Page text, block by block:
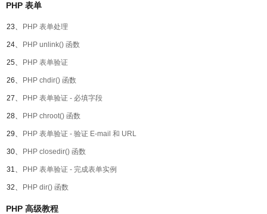
PHP 表单
23、 PHP 表单处理
24、 PHP unlink() 函数
25、 PHP 表单验证
26、 PHP chdir() 函数
27、 PHP 表单验证 - 必填字段
28、 PHP chroot() 函数
29、 PHP 表单验证 - 验证 E-mail 和 URL
30、 PHP closedir() 函数
31、 PHP 表单验证 - 完成表单实例
32、 PHP dir() 函数
PHP 高级教程